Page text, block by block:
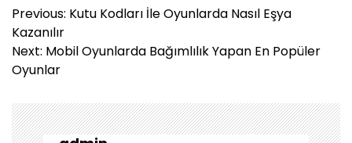
Y
a
z
ı
e
z
Previous: Kutu Kodları İle Oyunlarda Nasıl Eşya
Kazanılır
Next: Mobil Oyunlarda Bağımlılık Yapan En Popüler
Oyunlar